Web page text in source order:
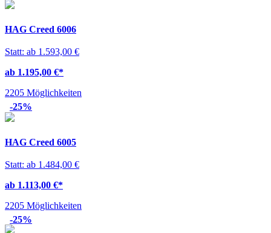
HAG Creed 6006
Statt: ab 1.593,00 €
ab 1.195,00 €*
2205 Möglichkeiten
-25%
HAG Creed 6005
Statt: ab 1.484,00 €
ab 1.113,00 €*
2205 Möglichkeiten
-25%